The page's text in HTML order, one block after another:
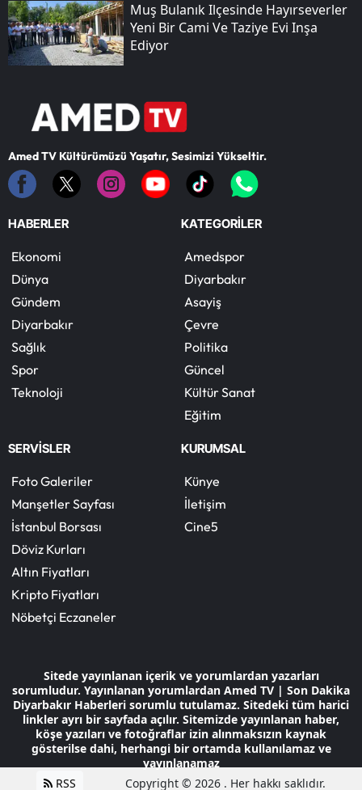
Muş Bulanık Ilçesinde Hayırseverler
Yeni Bir Cami Ve Taziye Evi Inşa
Ediyor
Amed TV Kültürümüzü Yaşatır, Sesimizi Yükseltir.
HABERLER
Ekonomi
Dünya
Gündem
Diyarbakır
Sağlık
Spor
Teknoloji
KATEGORİLER
Amedspor
Diyarbakır
Asayiş
Çevre
Politika
Güncel
Kültür Sanat
Eğitim
SERVİSLER
Foto Galeriler
Manşetler Sayfası
İstanbul Borsası
Döviz Kurları
Altın Fiyatları
Kripto Fiyatları
Nöbetçi Eczaneler
KURUMSAL
Künye
İletişim
Cine5
Sitede yayınlanan içerik ve yorumlardan yazarları
sorumludur. Yayınlanan yorumlardan Amed TV | Son Dakika
Diyarbakır Haberleri sorumlu tutulamaz. Sitedeki tüm harici
linkler ayrı bir sayfada açılır. Sitemizde yayınlanan haber,
köşe yazıları ve fotoğraflar izin alınmaksızın kaynak
gösterilse dahi, herhangi bir ortamda kullanılamaz ve
yayınlanamaz
RSS
Copyright © 2026 . Her hakkı saklıdır.